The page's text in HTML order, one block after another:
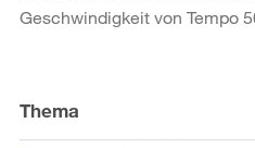
Geschwindigkeit von Tempo
Informationen
Thema